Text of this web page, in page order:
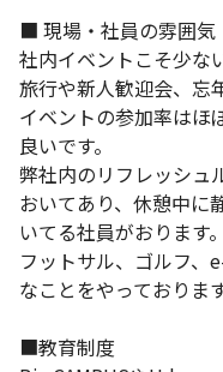
■ 現場・社員の雰囲気
社内イベントこそ少な
旅行や新人歓迎会、忘
イベントの参加率はほ
良いです。
弊社内のリフレッシュ
おいてあり、休憩中に
いてる社員がおります。
フットサル、ゴルフ、
なことをやっております
■教育制度